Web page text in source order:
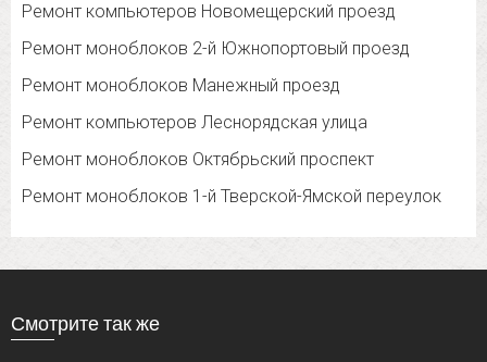
Ремонт компьютеров Новомещерский проезд
Ремонт моноблоков 2-й Южнопортовый проезд
Ремонт моноблоков Манежный проезд
Ремонт компьютеров Леснорядская улица
Ремонт моноблоков Октябрьский проспект
Ремонт моноблоков 1-й Тверской-Ямской переулок
Смотрите так же